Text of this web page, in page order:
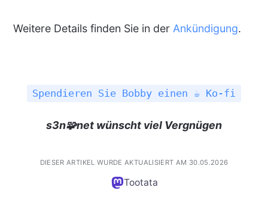
Weitere Details finden Sie in der Ankündigung.
Spendieren Sie Bobby einen ☕ Ko-fi
s3n🧩net wünscht viel Vergnügen
DIESER ARTIKEL WURDE AKTUALISIERT AM 30.05.2026
Tootata